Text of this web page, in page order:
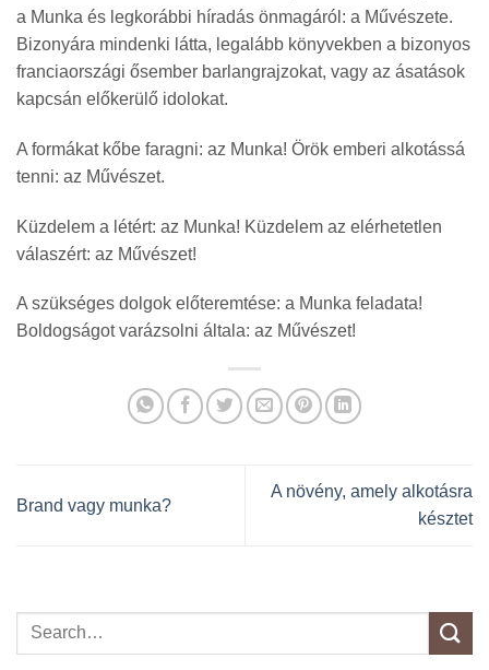
a Munka és legkorábbi híradás önmagáról: a Művészete.
Bizonyára mindenki látta, legalább könyvekben a bizonyos
franciaországi ősember barlangrajzokat, vagy az ásatások
kapcsán előkerülő idolokat.
A formákat kőbe faragni: az Munka! Örök emberi alkotássá
tenni: az Művészet.
Küzdelem a létért: az Munka! Küzdelem az elérhetetlen
válaszért: az Művészet!
A szükséges dolgok előteremtése: a Munka feladata!
Boldogságot varázsolni általa: az Művészet!
Brand vagy munka?
A növény, amely alkotásra
késztet